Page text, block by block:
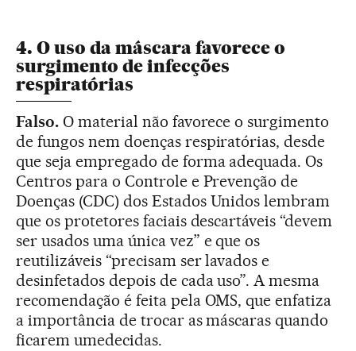
4. O uso da máscara favorece o
surgimento de infecções
respiratórias
Falso. O material não favorece o surgimento
de fungos nem doenças respiratórias, desde
que seja empregado de forma adequada. Os
Centros para o Controle e Prevenção de
Doenças (CDC) dos Estados Unidos lembram
que os protetores faciais descartáveis “devem
ser usados uma única vez” e que os
reutilizáveis “precisam ser lavados e
desinfetados depois de cada uso”. A mesma
recomendação é feita pela OMS, que enfatiza
a importância de trocar as máscaras quando
ficarem umedecidas.